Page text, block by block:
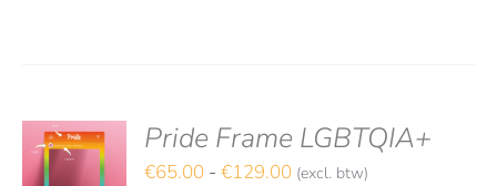
Pride Frame LGBTQIA+
€65.00 - €129.00Prijsklasse:
(excl. btw)